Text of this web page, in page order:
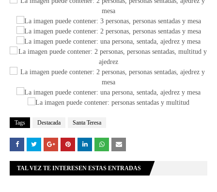
Tags Destacada Santa Teresa
TAL VEZ TE INTERESEN ESTAS ENTRADAS